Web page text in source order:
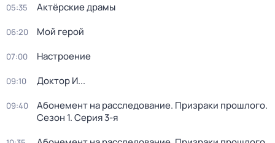
05:35 Актёрские драмы
06:20 Мой герой
07:00 Настроение
09:10 Доктор И...
09:40 Абонемент на расследование. Призраки прошлого.
Сезон 1. Серия 3-я